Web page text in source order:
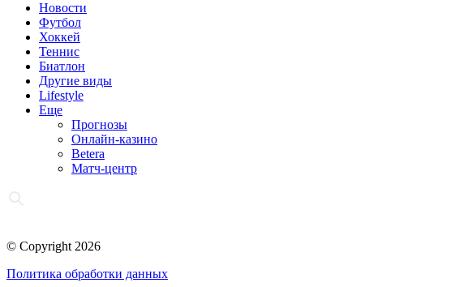
Новости
Футбол
Хоккей
Теннис
Биатлон
Другие виды
Lifestyle
Еще
Прогнозы
Онлайн-казино
Betera
Матч-центр
© Copyright 2026
Политика обработки данных